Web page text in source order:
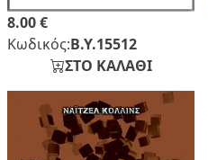
8.00 €
Κωδικός:Β.Υ.15512
ΣΤΟ ΚΑΛΑΘΙ